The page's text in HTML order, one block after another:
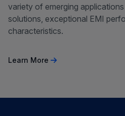
variety of emerging
solutions, exceptional EMI
characteristics.
Learn More